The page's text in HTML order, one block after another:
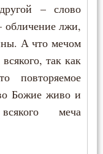
– слово
обличение лжи,
А что мечом
так как
повторяемое
Божие живо и
меча